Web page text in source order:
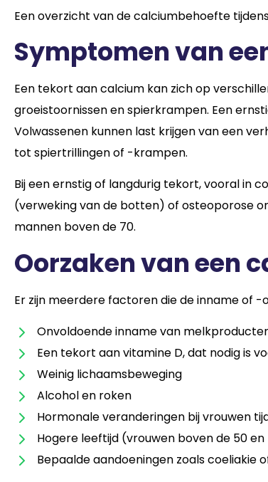
Een overzicht van de calciumbehoefte
Symptomen van
Een tekort aan calcium kan zich op
groeistoornissen en spierkrampen. Een
Volwassenen kunnen last krijgen van een
tot spiertrillingen of -krampen.
Bij een ernstig of langdurig tekort, vooral in
(verweking van de botten) of osteoporose
mannen boven de 70.
Oorzaken van een
Er zijn meerdere factoren die de inname of
Onvoldoende inname van
Een tekort aan vitamine D, dat nodig is
Weinig lichaamsbeweging
Alcohol en roken
Hormonale veranderingen bij vrouwen
Hogere leeftijd (vrouwen boven de 50
Bepaalde aandoeningen zoals coeliakie